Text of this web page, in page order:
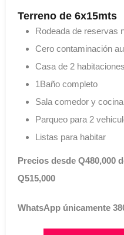
Terreno de 6x15mts
Rodeada de reservas
Cero contaminación
Casa de 2 habitaciones
1Baño completo
Sala comedor y
Parqueo para 2
Listas para habitar
Precios desde Q480,000
Q515,000
WhatsApp únicamente